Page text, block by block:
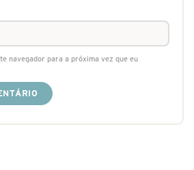
navegador para a próxima vez que eu